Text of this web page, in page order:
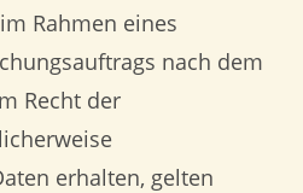
Rahmen eines
nach dem
Recht der
erhalten, gelten